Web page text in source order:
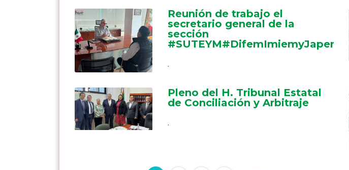
Reunión de trabajo el
secretario general de la
sección
#SUTEYM#DifemImiemyJapem
.
Pleno del H. Tribunal Estatal
de Conciliación y Arbitraje
.